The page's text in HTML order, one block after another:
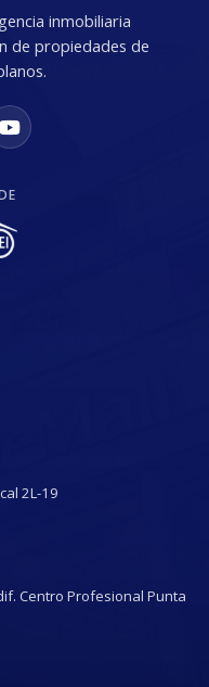
inmobiliaria
de propiedades de
2L-19
Centro Profesional Punta